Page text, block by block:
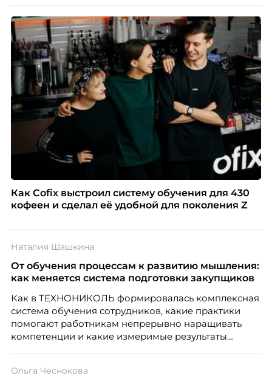
Как Cofix выстроил систему обучения для 430
кофеен и сделал её удобной для поколения Z
Наталия Шашкина
От обучения процессам к развитию мышления:
как меняется система подготовки закупщиков
Как в ТЕХНОНИКОЛЬ формировалась комплексная
система обучения сотрудников, какие практики
помогают работникам непрерывно наращивать
компетенции и какие измеримые результаты
закупкам направления «Минеральная изоляция»
Ольга Чеснокова